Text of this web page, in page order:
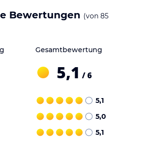
Kataloginformationen. Alle Angaben
die verbindlichen Angebotsdetails
Bewertungen (von 85
Gesamtbewertung
5,1 / 6
5,1
5,0
5,1